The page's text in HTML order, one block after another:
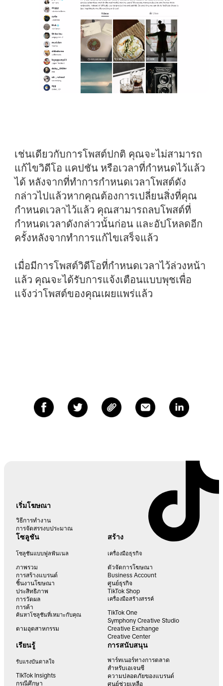
เช่นเดียวกับการโพสต์ปกติ คุณจะไม่สามารถ
แก้ไขวิดีโอ แคปชัน หรือเวลาที่กำหนดไว้แล้ว
ได้ หลังจากที่ทำการกำหนดเวลาโพสต์ดัง
กล่าวไปแล้วหากคุณต้องการเปลี่ยนสิ่งที่คุณ
กำหนดเวลาไว้แล้ว คุณสามารถลบโพสต์ที่
กำหนดเวลาดังกล่าวนั้นก่อน และอัปโหลดอีก
ครั้งหลังจากทำการแก้ไขเสร็จแล้ว
เมื่อมีการโพสต์วิดีโอที่กำหนดเวลาไว้ล่วงหน้า
แล้ว คุณจะได้รับการแจ้งเตือนแบบพุชเพื่อ
แจ้งว่าโพสต์ของคุณเผยแพร่แล้ว
เริ่มโฆษณา
วิธีการทำงาน
การจัดสรรงบประมาณ
โซลูชัน
โซลูชันแบบฟูลฟันเนล
ภาพรวม
การสร้างแบรนด์
ชิ้นงานโฆษณา
ประสิทธิภาพ
การวัดผล
การค้า
ค้นหาโซลูชันที่เหมาะกับคุณ
ตามอุตสาหกรรม
สร้าง
เครื่องมือธุรกิจ
ตัวจัดการโฆษณา
Business Account
ศูนย์ธุรกิจ
TikTok Shop
เครื่องมือสร้างสรรค์
TikTok One
Symphony Creative Studio
Creative Exchange
Creative Center
เรียนรู้
รับแรงบันดาลใจ
TIkTok Insights
กรณีศึกษา
การสนับสนุน
พาร์ทเนอร์ทางการตลาด
สำหรับเอเจนซี
ความปลอดภัยของแบรนด์
ศูนย์ช่วยเหลือ